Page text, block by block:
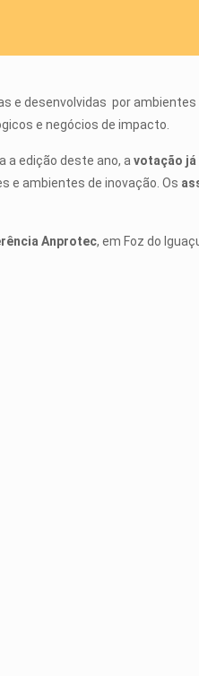
e desenvolvidas por
e negócios de impacto.
a edição deste ano, avotação
e ambientes de inovação. Os
Anprotec, em Foz do